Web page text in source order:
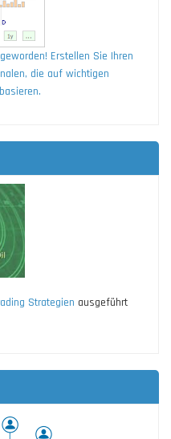
Erstellen Sie Ihren
die auf wichtigen
Strategien ausgeführt